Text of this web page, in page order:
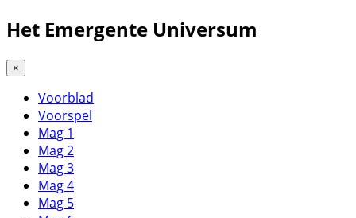
Het Emergente Universum
×
Voorblad
Voorspel
Mag 1
Mag 2
Mag 3
Mag 4
Mag 5